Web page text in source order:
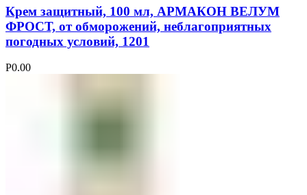
Крем защитный, 100 мл, АРМАКОН ВЕЛУМ
ФРОСТ, от обморожений, неблагоприятных
погодных условий, 1201
Р0.00